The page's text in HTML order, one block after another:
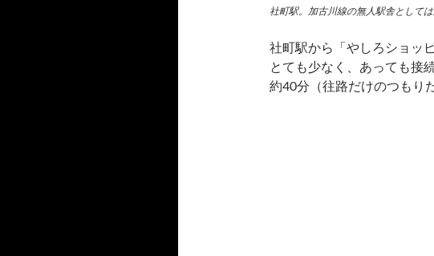
社町駅。加古川線の無人駅舎としては
社町駅から「やしろショッ
とても少なく、あっても接
約40分（往路だけのつもり